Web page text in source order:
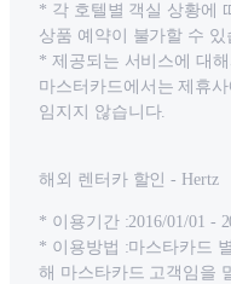
* 각 호텔별 객실 상황에
상품 예약이 불가할 수 있
* 제공되는 서비스에 대
마스터카드에서는 제휴
임지지 않습니다.
해외 렌터카 할인 - Hertz
* 이용기간 :2016/01/01 -
* 이용방법 :마스타카드
해 마스타카드 고객임을